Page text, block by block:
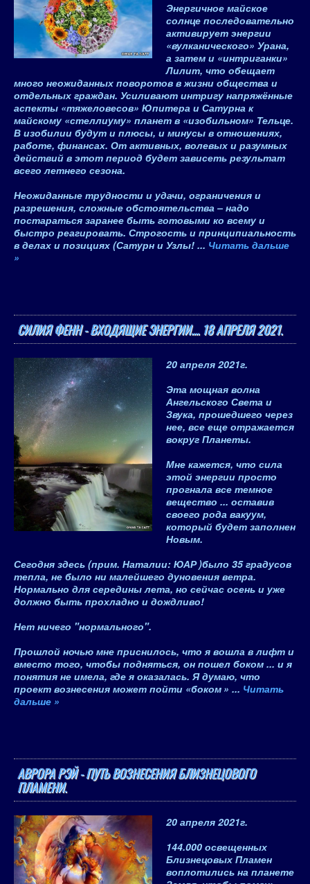
Энергичное майское
солнце последовательно
активирует энергии
«вулканического» Урана,
а затем и «интриганки»
Лилит, что обещает
много неожиданных поворотов в жизни общества и
отдельных граждан. Усиливают интригу напряжённые
аспекты «тяжеловесов» Юпитера и Сатурна к
майскому «стеллиуму» планет в «изобильном» Тельце.
В изобилии будут и плюсы, и минусы в отношениях,
работе, финансах. От активных, волевых и разумных
действий в этот период будет зависеть результат
всего летнего сезона.
Неожиданные трудности и удачи, ограничения и
разрешения, сложные обстоятельства – надо
постараться заранее быть готовыми ко всему и
быстро реагировать. Строгость и принципиальность
в делах и позициях (Сатурн и Узлы! ... Читать дальше
»
СИЛИЯ ФЕНН - ВХОДЯЩИЕ ЭНЕРГИИ.... 18 АПРЕЛЯ 2021.
20 апреля 2021г.
Эта мощная волна
Ангельского Света и
Звука, прошедшего через
нее, все еще отражается
вокруг Планеты.
Мне кажется, что сила
этой энергии просто
прогнала все темное
вещество ... оставив
своего рода вакуум,
который будет заполнен
Новым.
Сегодня здесь (прим. Наталии: ЮАР )было 35 градусов
тепла, не было ни малейшего дуновения ветра.
Нормально для середины лета, но сейчас осень и уже
должно быть прохладно и дождливо!
Нет ничего "нормального".
Прошлой ночью мне приснилось, что я вошла в лифт и
вместо того, чтобы подняться, он пошел боком ... и я
понятия не имела, где я оказалась. Я думаю, что
проект вознесения может пойти «боком » ... Читать
дальше »
АВРОРА РЭЙ - ПУТЬ ВОЗНЕСЕНИЯ БЛИЗНЕЦОВОГО
ПЛАМЕНИ.
20 апреля 2021г.
144.000 освещенных
Близнецовых Пламен
воплотились на планете